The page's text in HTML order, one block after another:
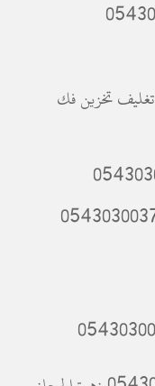
شركة نقل عفش برابغ 0543030037 تغليف تخزين فك